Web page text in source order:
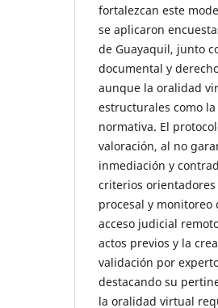
fortalezcan este
se aplicaron
de Guayaquil, junto
documental y
aunque la oralidad
estructurales como
normativa. El
valoración, al no
inmediación y
criterios
procesal y monitoreo
acceso judicial
actos previos y la
validación por
destacando su
la oralidad virtual